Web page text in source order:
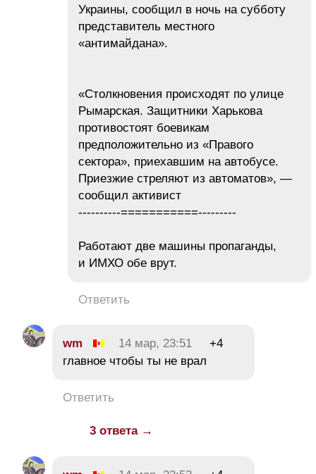
Украины, сообщил в ночь на субботу
представитель местного
«антимайдана».
«Столкновения происходят по улице
Рымарская. Защитники Харькова
противостоят боевикам
предположительно из «Правого
сектора», приехавшим на автобусе.
Приезжие стреляют из автоматов», —
сообщил активист
----------===========---------
Работают две машины пропаганды,
и ИМХО обе врут.
Ответить
wm 14 мар, 23:51
+4
главное чтобы ты не врал
Ответить
3 ответа →